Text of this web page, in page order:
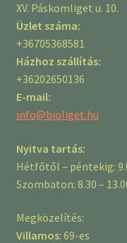
XV. Páskomliget u. 10.
Üzlet száma:
+36705368581
Házhoz szállítás:
+36202650136
E-mail:
info@bioliget.hu
Nyitva tartás:
Hétfőtől – péntekig:
Szombaton: 8.30 –
Megközelítés:
Villamos: 69-es